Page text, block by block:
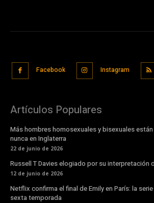
Facebook Instagram
Artículos Populares
Más hombres homosexuales y bisexuales
nunca en Inglaterra
22 de junio de 2026
Russell T Davies elogiado por su interpretación
12 de junio de 2026
Netflix confirma el final de Emily en París: la
sexta temporada